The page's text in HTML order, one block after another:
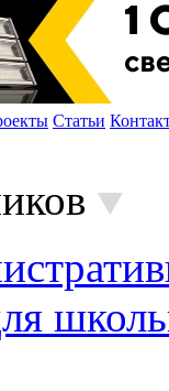
Статьи